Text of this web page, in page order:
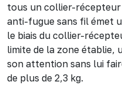
tous un collier-
anti-fugue sans fil émet
le biais du collier-
limite de la zone établie,
son attention sans lui
de plus de 2,3 kg.